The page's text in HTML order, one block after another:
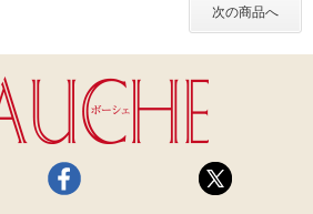
次の商品へ